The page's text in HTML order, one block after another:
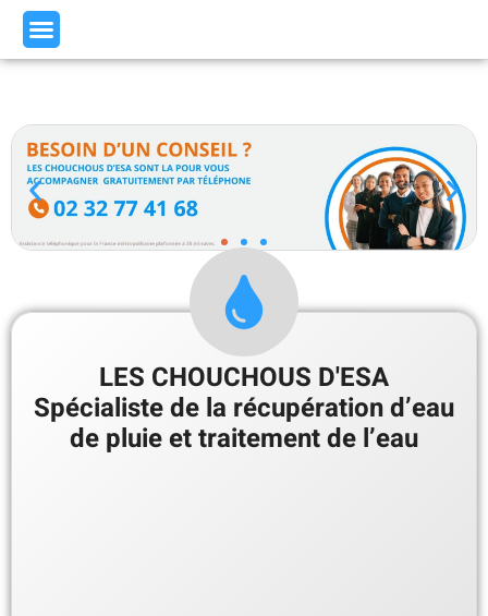
LES CHOUCHOUS D'ESA
Spécialiste de la récupération d’eau
de pluie et traitement de l’eau